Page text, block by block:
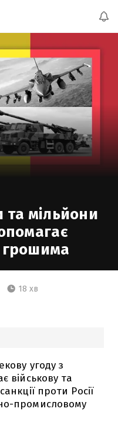
та мільйони
грошима
18 хв
угоду з
військову та
проти Росії
промисловому